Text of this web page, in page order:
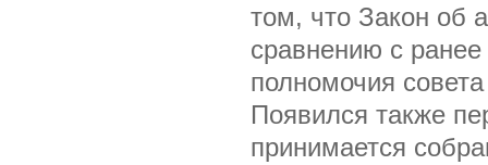
том, что Закон об
сравнению с
полномочия
Появился также
принимается